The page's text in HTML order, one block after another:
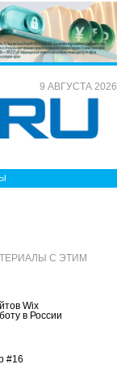
9 АВГУСТА 2026
С ЭТИМ
Wix
в России
#16